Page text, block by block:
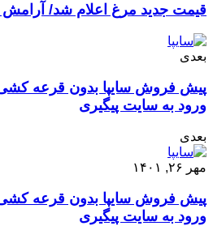
قیمت جدید مرغ اعلام شد/ آرامش
بعدی
ورود به سایت پیگیری
بعدی
مهر ۲۶, ۱۴۰۱
ورود به سایت پیگیری